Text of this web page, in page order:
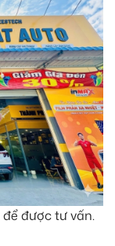
để được tư vấn.